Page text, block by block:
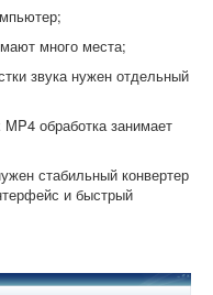
много места;
звука нужен отдельный
обработка занимает
стабильный конвертер
и быстрый